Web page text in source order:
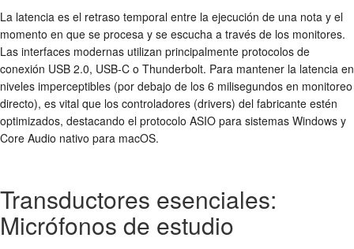
La latencia es el retraso temporal entre la ejecución de una nota y el
momento en que se procesa y se escucha a través de los monitores.
Las interfaces modernas utilizan principalmente protocolos de
conexión USB 2.0, USB-C o Thunderbolt. Para mantener la latencia en
niveles imperceptibles (por debajo de los 6 milisegundos en monitoreo
directo), es vital que los controladores (drivers) del fabricante estén
optimizados, destacando el protocolo ASIO para sistemas Windows y
Core Audio nativo para macOS.
Transductores esenciales:
Micrófonos de estudio